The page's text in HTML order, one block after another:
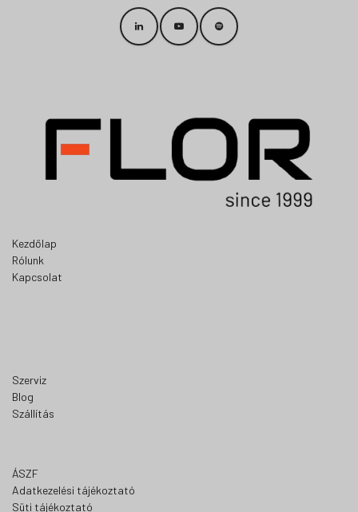
Kezdőlap
Rólunk
Kapcsolat
Szerviz
Blog
Szállítás
ÁSZF
Adatkezelési tájékoztató
Süti tájékoztató